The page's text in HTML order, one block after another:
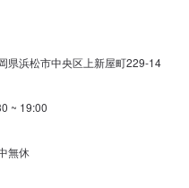
県浜松市中央区上新屋町229-14
~ 19:00
無休